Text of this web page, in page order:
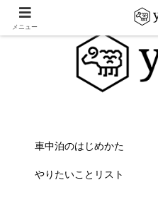
車中泊のはじめかた
やりたいことリスト
メニュー